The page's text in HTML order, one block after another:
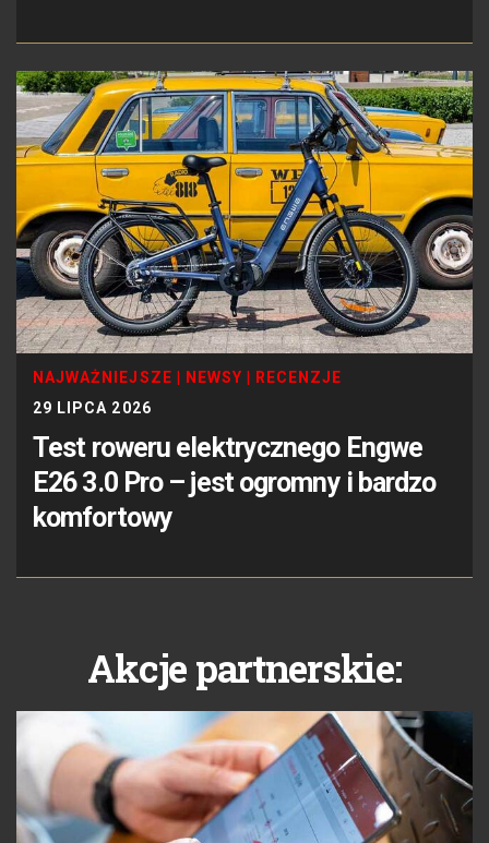
NAJWAŻNIEJSZE NEWSY
RECENZJE
29 LIPCA 2026
Test roweru elektrycznego Engwe
E26 3.0 Pro – jest ogromny i bardzo
komfortowy
Akcje partnerskie: